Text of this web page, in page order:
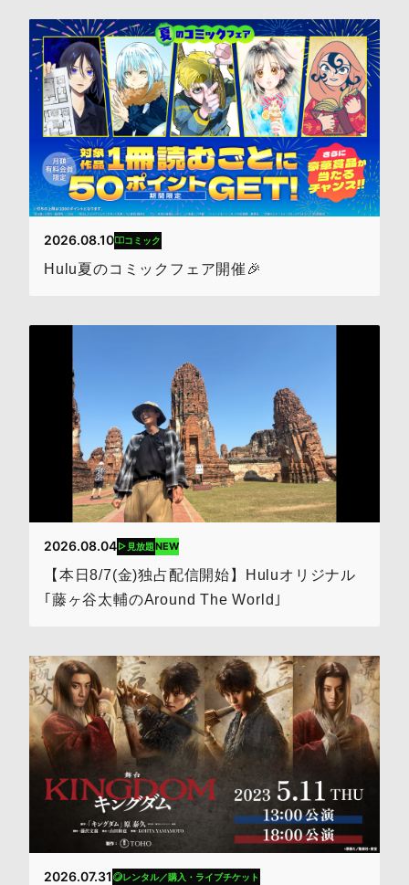
2026.08.10 コミック
Hulu夏のコミックフェア開催🎉
2026.08.04 見放題NEW
【本日8/7(金)独占配信開始】Huluオリジナル
｢藤ヶ谷太輔のAround The World｣
2026.07.31 レンタル／購入・ライブチケット